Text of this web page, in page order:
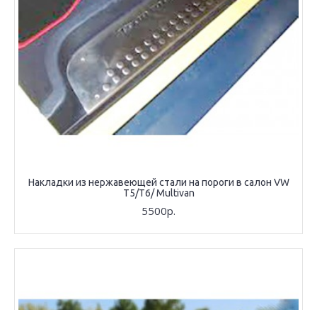
Накладки из нержавеющей стали на пороги в салон VW
T5/T6/ Multivan
5500р.